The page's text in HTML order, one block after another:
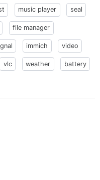
music player seal
file manager
immich video
vlc weather battery